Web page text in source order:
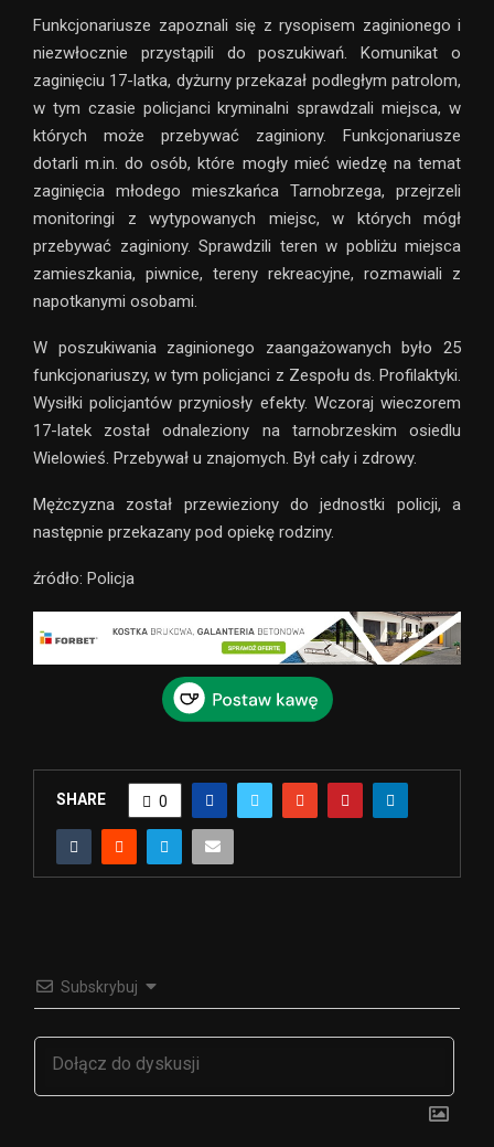
Funkcjonariusze zapoznali się z rysopisem zaginionego i
niezwłocznie przystąpili do poszukiwań. Komunikat o
zaginięciu 17-latka, dyżurny przekazał podległym patrolom,
w tym czasie policjanci kryminalni sprawdzali miejsca, w
których może przebywać zaginiony. Funkcjonariusze
dotarli m.in. do osób, które mogły mieć wiedzę na temat
zaginięcia młodego mieszkańca Tarnobrzega, przejrzeli
monitoringi z wytypowanych miejsc, w których mógł
przebywać zaginiony. Sprawdzili teren w pobliżu miejsca
zamieszkania, piwnice, tereny rekreacyjne, rozmawiali z
napotkanymi osobami.
W poszukiwania zaginionego zaangażowanych było 25
funkcjonariuszy, w tym policjanci z Zespołu ds. Profilaktyki.
Wysiłki policjantów przyniosły efekty. Wczoraj wieczorem
17-latek został odnaleziony na tarnobrzeskim osiedlu
Wielowieś. Przebywał u znajomych. Był cały i zdrowy.
Mężczyzna został przewieziony do jednostki policji, a
następnie przekazany pod opiekę rodziny.
źródło: Policja
SHARE 0
Subskrybuj